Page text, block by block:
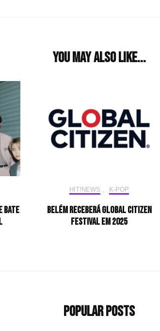
You may also like...
bate
HIT!NEWS K-POP
Belém receberá Global Citizen
Festival em 2025
Popular Posts